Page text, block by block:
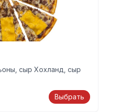
сыр Хохланд, сыр
Выбрать